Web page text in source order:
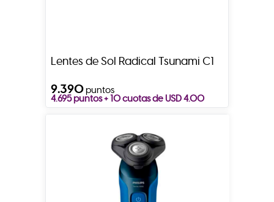
Lentes de Sol Radical Tsunami C1
9.390puntos
4.695 puntos + 10 cuotas de USD 4.00